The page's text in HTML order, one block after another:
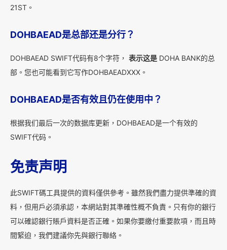
21ST。
DOHBAEAD是总部还是分行？
DOHBAEAD SWIFT代码有8个字符， 表示这是 DOHA BANK的总
部。您也可能看到它写作DOHBAEADXXX。
DOHBAEAD是否有效且仍在使用中？
根据我们最后一次的数据库更新，DOHBAEAD是一个有效的
SWIFT代码。
免责声明
此SWIFT碼工具提供的資料僅供參考。雖然我們盡力提供準確的資
料，但用戶必須承認，本網站對其準確性概不負責。只有你的銀行
可以確認銀行賬戶資料是否正確。如果你要繳付重要款項，而且時
間緊迫，我們建議你先與銀行聯絡。